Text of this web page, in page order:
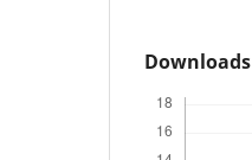
Downloads